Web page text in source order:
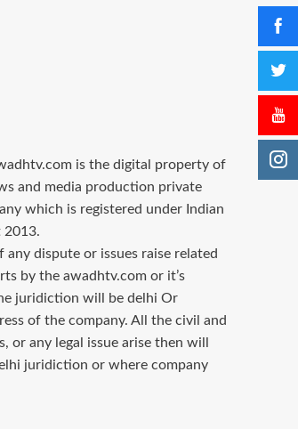
is the digital property of
and media production private
which is registered under Indian
2013.
any dispute or issues raise related
by the awadhtv.com or it’s
juridiction will be delhi Or
of the company. All the civil and
or any legal issue arise then will
juridiction or where company